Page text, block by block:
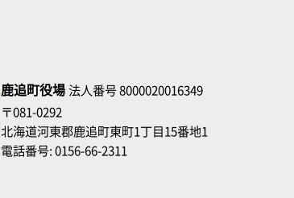
鹿追町役場法人番号 8000020016349
〒081-0292
北海道河東郡鹿追町東町1丁目15番地1
電話番号: 0156-66-2311